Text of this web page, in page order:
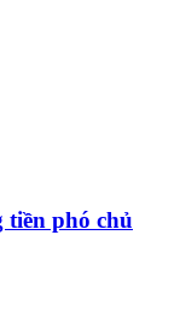
tiền phó chủ